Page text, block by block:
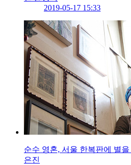
2019-05-17 15:33
순수 영혼, 서울 한복판에 별
은진